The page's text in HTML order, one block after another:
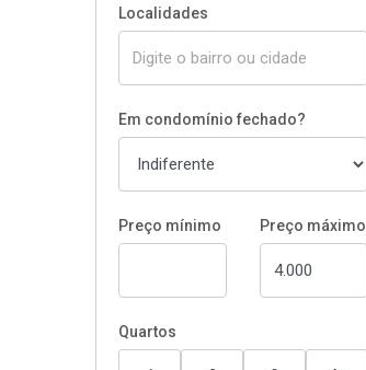
Localidades
Em condomínio fechado?
Preço mínimo Preço máximo
Quartos